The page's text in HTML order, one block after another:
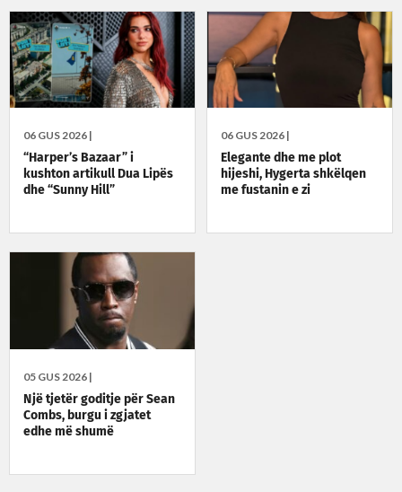
06 GUS 2026 |
“Harper’s Bazaar” i
kushton artikull Dua Lipës
dhe “Sunny Hill”
06 GUS 2026 |
Elegante dhe me plot
hijeshi, Hygerta shkëlqen
me fustanin e zi
05 GUS 2026 |
Një tjetër goditje për Sean
Combs, burgu i zgjatet
edhe më shumë